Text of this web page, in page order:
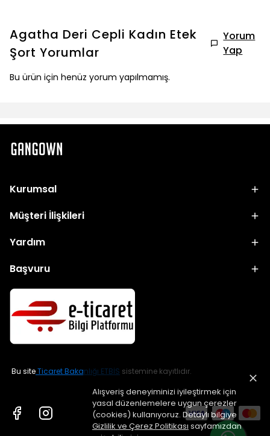
Alışveriş deneyiminizi iyileştirmek için
yasal düzenlemelere uygun çerezler
(cookies) kullanıyoruz. Detaylı bilgiye
Gizlilik ve Çerez Politikası sayfamızdan
Agatha Deri Cepli Kadın Etek
Şort Yorumlar
Yorum
Yap
Bu ürün için henüz yorum yapılmamış.
Kurumsal
Müşteri İlişkileri
Yardım
Başvuru
Bu siteTicaret Bakanlığı ETBİS sistemine kayıtlıdır.